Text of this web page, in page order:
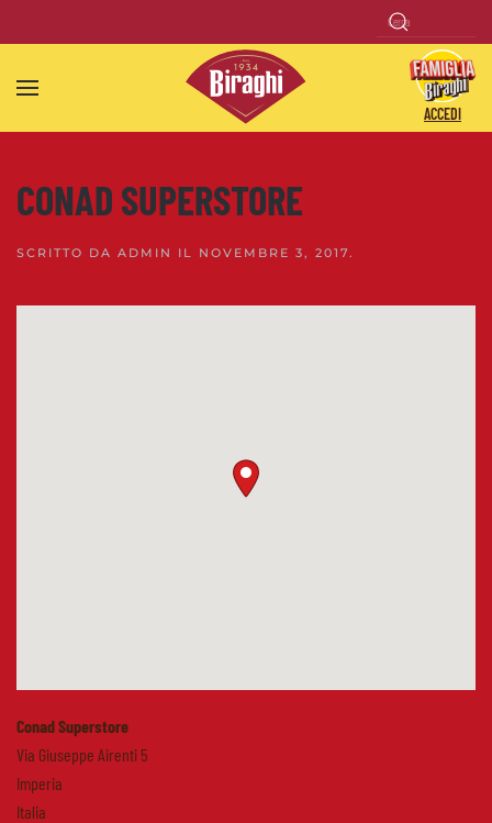
Skip to main content
ACCEDI
CONAD SUPERSTORE
SCRITTO DA ADMIN IL NOVEMBRE 3, 2017.
Conad Superstore
Via Giuseppe Airenti 5
Imperia
Italia